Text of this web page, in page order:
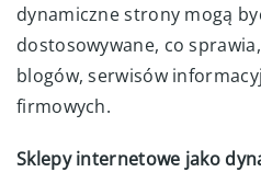
dynamiczne strony mogą
dostosowywane, co
blogów, serwisów
firmowych.
Sklepy internetowe jako